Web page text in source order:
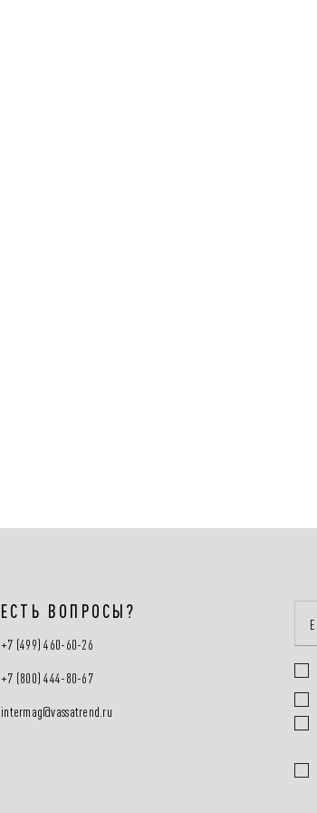
ЕСТЬ ВОПРОСЫ?
+7 (499) 460-60-26
+7 (800) 444-80-67
intermag@vassatrend.ru